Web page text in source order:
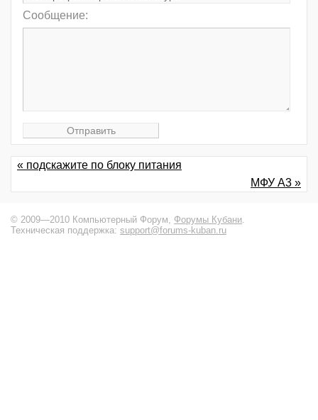
Сообщение:
« подскажите по блоку питания
МФУ А3 »
© 2009—2010 Компьютерный Форум, Форумы Кубани.
Техническая поддержка: support@forums-kuban.ru